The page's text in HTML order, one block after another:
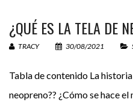
¿QUÉ ES LA TELA DE
TRACY 30/08/2021
Tabla de contenido La
neopreno?? ¿Cómo se hace